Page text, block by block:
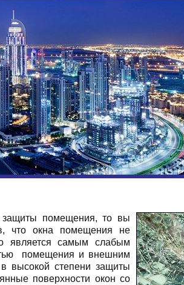
защиты помещения, то вы
что окна помещения не
является самым слабым
помещения и внешним
высокой степени защиты
поверхности окон со